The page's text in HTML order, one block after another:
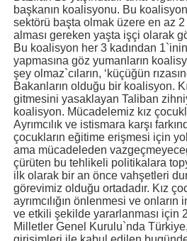
başkanın koalisyonu. Bu
sektörü başta olmak üzere en az
alması gereken yaşta işçi olarak
Bu koalisyon her 3 kadından
yapmasına göz yumanların
şey olmaz`cıların, ‘küçüğün
Bakanların olduğu bir koalisyon.
gitmesini yasaklayan Taliban
koalisyon. Mücadelemiz kız
Ayrımcılık ve istismara karşı
çocukların eğitime erişmesi için
ama mücadeleden
çürüten bu tehlikeli politikalara
ilk olarak bir an önce vahşetleri
görevimiz olduğu ortadadır. Kız
ayrımcılığın önlenmesi ve
ve etkili şekilde yararlanması için
Milletler Genel Kurulu`nda